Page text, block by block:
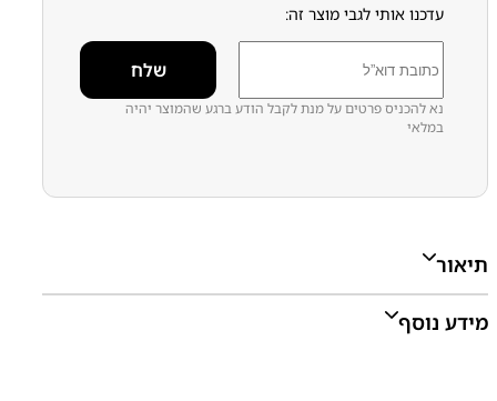
עדכנו אותי לגבי מוצר זה:
נא להכניס פרטים על מנת לקבל הודע ברגע שהמוצר יהיה
במלאי
תיאור
מידע נוסף